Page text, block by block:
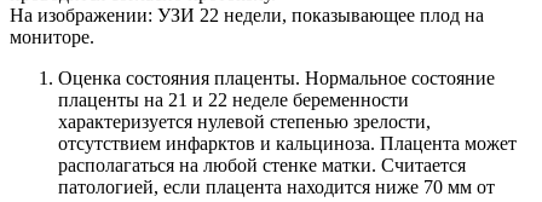
На изображении: УЗИ 22 недели, показывающее плод на
мониторе.
Оценка состояния плаценты. Нормальное состояние
плаценты на 21 и 22 неделе беременности
характеризуется нулевой степенью зрелости,
отсутствием инфарктов и кальциноза. Плацента может
располагаться на любой стенке матки. Считается
патологией, если плацента находится ниже 70 мм от